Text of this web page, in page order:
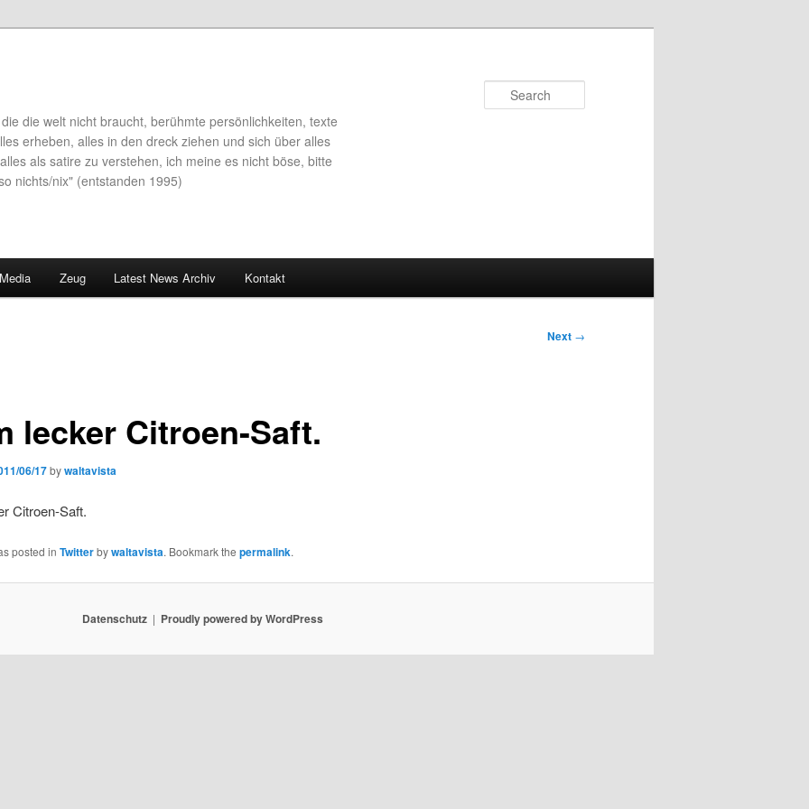
die welt nicht braucht, berühmte persönlichkeiten, texte
erheben, alles in den dreck ziehen und sich über alles
als satire zu verstehen, ich meine es nicht böse, bitte
nichts/nix" (entstanden 1995)
Zeug Latest News Archiv Kontakt
Next →
lecker Citroen-Saft.
06/17bywaltavista
Citroen-Saft.
posted in Twitterbywaltavista. Bookmark the permalink.
Datenschutz Proudly powered by WordPress